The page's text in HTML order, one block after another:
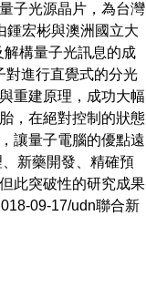
子光源晶片，為台灣
鍾宏彬與澳洲國立大
構量子光訊息的成
對進行直覺式的分光
重建原理，成功大幅
，在絕對控制的狀態
讓量子電腦的優點遠
新藥開發、精確預
此突破性的研究成果
09-17/udn聯合新